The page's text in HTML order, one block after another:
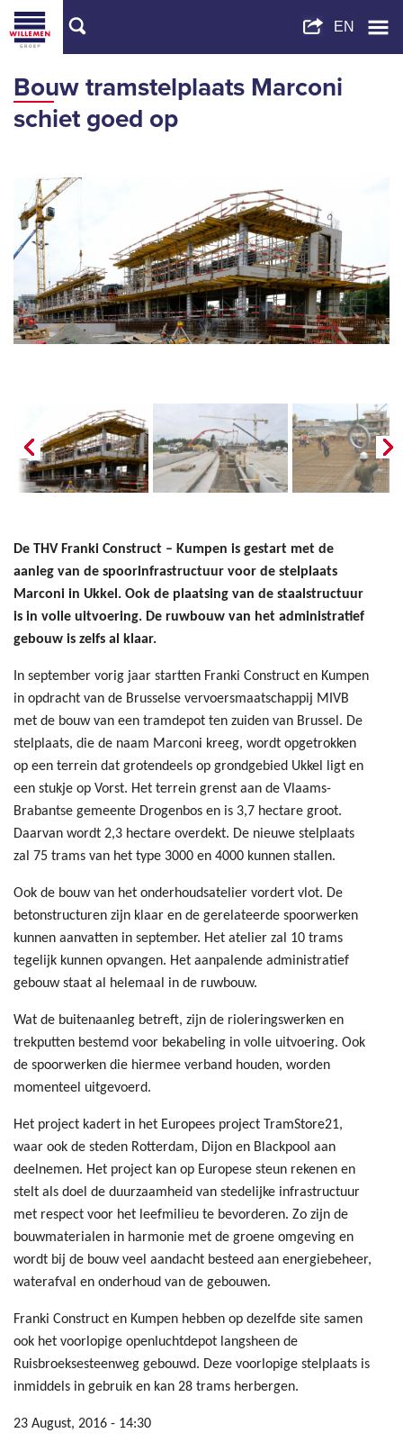
Bouw tramstelplaats Marconi
schiet goed op
De THV Franki Construct – Kumpen is gestart met de
aanleg van de spoorinfrastructuur voor de stelplaats
Marconi in Ukkel. Ook de plaatsing van de staalstructuur
is in volle uitvoering. De ruwbouw van het administratief
gebouw is zelfs al klaar.
In september vorig jaar startten Franki Construct en Kumpen
in opdracht van de Brusselse vervoersmaatschappij MIVB
met de bouw van een tramdepot ten zuiden van Brussel. De
stelplaats, die de naam Marconi kreeg, wordt opgetrokken
op een terrein dat grotendeels op grondgebied Ukkel ligt en
een stukje op Vorst. Het terrein grenst aan de Vlaams-
Brabantse gemeente Drogenbos en is 3,7 hectare groot.
Daarvan wordt 2,3 hectare overdekt. De nieuwe stelplaats
zal 75 trams van het type 3000 en 4000 kunnen stallen.
Ook de bouw van het onderhoudsatelier vordert vlot. De
betonstructuren zijn klaar en de gerelateerde spoorwerken
kunnen aanvatten in september. Het atelier zal 10 trams
tegelijk kunnen opvangen. Het aanpalende administratief
gebouw staat al helemaal in de ruwbouw.
Wat de buitenaanleg betreft, zijn de rioleringswerken en
trekputten bestemd voor bekabeling in volle uitvoering. Ook
de spoorwerken die hiermee verband houden, worden
momenteel uitgevoerd.
Het project kadert in het Europees project TramStore21,
waar ook de steden Rotterdam, Dijon en Blackpool aan
deelnemen. Het project kan op Europese steun rekenen en
stelt als doel de duurzaamheid van stedelijke infrastructuur
met respect voor het leefmilieu te bevorderen. Zo zijn de
bouwmaterialen in harmonie met de groene omgeving en
wordt bij de bouw veel aandacht besteed aan energiebeheer,
waterafval en onderhoud van de gebouwen.
Franki Construct en Kumpen hebben op dezelfde site samen
ook het voorlopige openluchtdepot langsheen de
Ruisbroeksesteenweg gebouwd. Deze voorlopige stelplaats is
inmiddels in gebruik en kan 28 trams herbergen.
23 August, 2016 - 14:30